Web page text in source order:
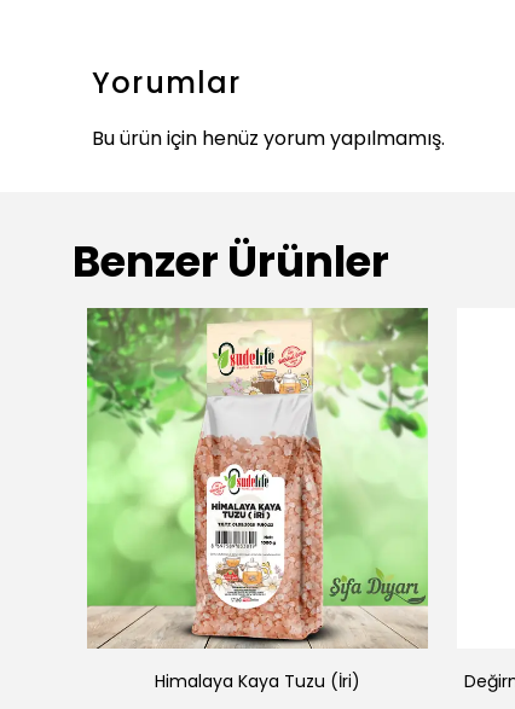
Yorumlar
Bu ürün için henüz yorum yapılmamış.
Benzer Ürünler
Himalaya Kaya Tuzu (İri)